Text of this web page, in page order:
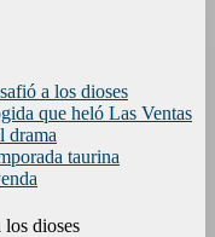
a los dioses
que heló Las Ventas
drama
taurina
dioses